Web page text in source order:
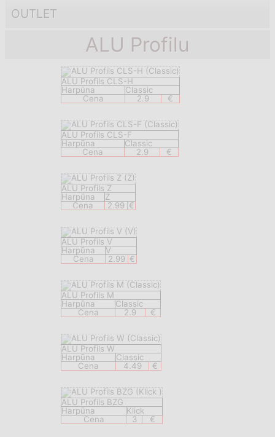
OUTLET
ALU Profilu
ALU Profils CLS-H
Harpūna
Classic
Cena
2.9 €
ALU Profils CLS-F
Harpūna
Classic
Cena
2.9 €
ALU Profils Z
Harpūna
Z
Cena
2.99 €
ALU Profils V
Harpūna
V
Cena
2.99 €
ALU Profils M
Harpūna
Classic
Cena
2.9 €
ALU Profils W
Harpūna
Classic
Cena
4.49 €
ALU Profils BZG
Harpūna
Klick
Cena
3 €